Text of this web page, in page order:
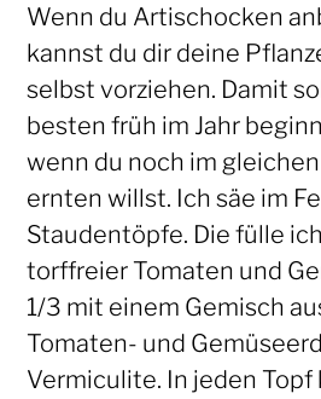
Wenn du Artischocken
kannst du dir deine
selbst vorziehen. Damit
besten früh im Jahr
wenn du noch im
ernten willst. Ich säe im
Staudentöpfe. Die fülle
torffreier Tomaten und
1/3 mit einem Gemisch
Tomaten- und
Vermiculite. In jeden Topf